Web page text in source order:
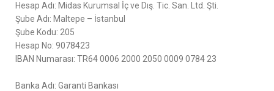
Hesap Adı: Midas Kurumsal İç ve Dış. Tic. San. Ltd. Şti.
Şube Adı: Maltepe – İstanbul
Şube Kodu: 205
Hesap No: 9078423
IBAN Numarası: TR64 0006 2000 2050 0009 0784 23
Banka Adı: Garanti Bankası